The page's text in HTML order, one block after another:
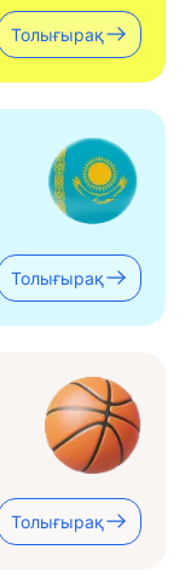
Толығырақ
Толығырақ
Толығырақ